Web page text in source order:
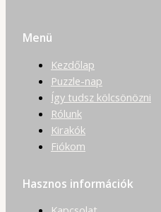
Menü
Kezdőlap
Puzzle-nap
Így tudsz kölcsönözni
Rólunk
Kirakók
Fiókom
Hasznos információk